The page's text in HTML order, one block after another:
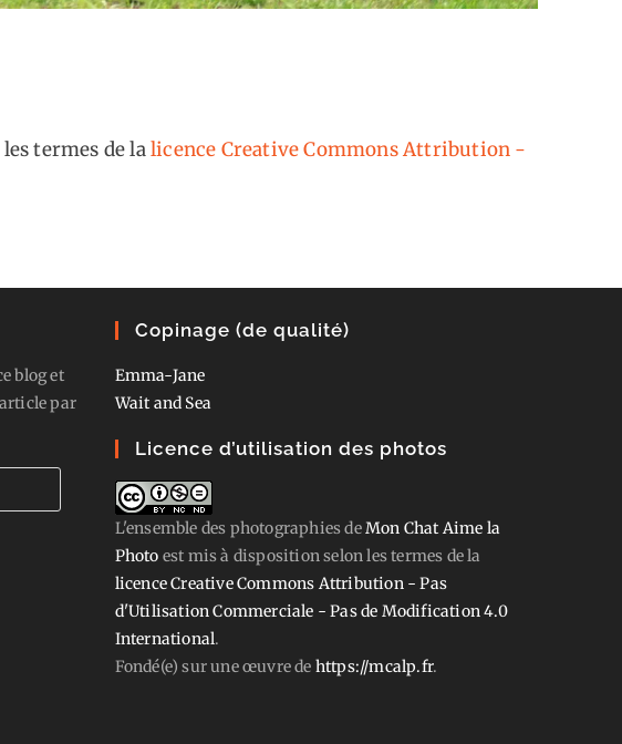
termes de lalicence Creative Commons Attribution -
blog et
par
Copinage (de qualité)
Emma-Jane
Wait and Sea
Licence d’utilisation des photos
L'ensemble des photographiesdeMon Chat Aime la
Photo est mis à disposition selon les termes de la
licence Creative Commons Attribution - Pas
d'Utilisation Commerciale - Pas de Modification 4.0
International.
Fondé(e) sur une œuvre de https://mcalp.fr.